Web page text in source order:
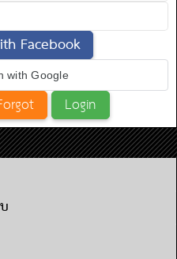
Facebook
with Google